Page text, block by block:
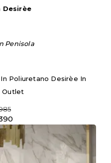
Desirèe
Penisola
Poliuretano Desirèe In
Outlet